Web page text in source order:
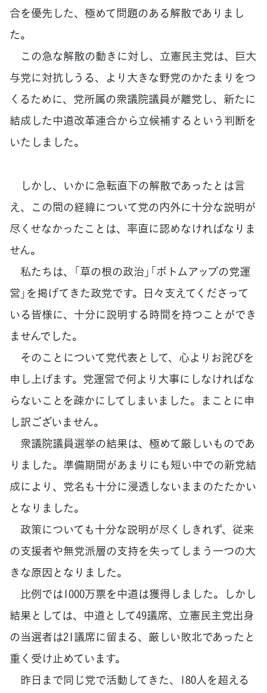
合を優先した、極めて問題のある解散でありまし
た。
この急な解散の動きに対し、立憲民主党は、巨大
与党に対抗しうる、より大きな野党のかたまりをつ
くるために、党所属の衆議院議員が離党し、新たに
結成した中道改革連合から立候補するという判断を
いたしました。
しかし、いかに急転直下の解散であったとは言
え、この間の経緯について党の内外に十分な説明が
尽くせなかったことは、率直に認めなければなりま
せん。
私たちは、「草の根の政治」「ボトムアップの党運
営」を掲げてきた政党です。日々支えてくださって
いる皆様に、十分に説明する時間を持つことができ
ませんでした。
そのことについて党代表として、心よりお詫びを
申し上げます。党運営で何より大事にしなければな
らないことを疎かにしてしまいました。まことに申
し訳ございません。
衆議院議員選挙の結果は、極めて厳しいものであ
りました。準備期間があまりにも短い中での新党結
成により、党名も十分に浸透しないままのたたかい
となりました。
政策についても十分な説明が尽くしきれず、従来
の支援者や無党派層の支持を失ってしまう一つの大
きな原因となりました。
比例では1000万票を中道は獲得しました。しかし
結果としては、中道として49議席、立憲民主党出身
の当選者は21議席に留まる、厳しい敗北であったと
重く受け止めています。
昨日まで同じ党で活動してきた、180人を超える